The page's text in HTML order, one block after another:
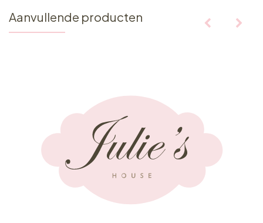
Aanvullende producten